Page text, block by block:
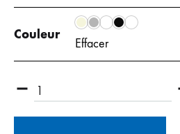
Couleur
Effacer